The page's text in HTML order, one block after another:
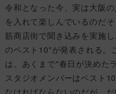
令和となった今、実は大阪
を入れて楽しんでいるのだ
筋商店街で聞き込みを実施
のベスト10"が発表される。
は、あくまで"春日が決めた
スタジオメンバーはベスト